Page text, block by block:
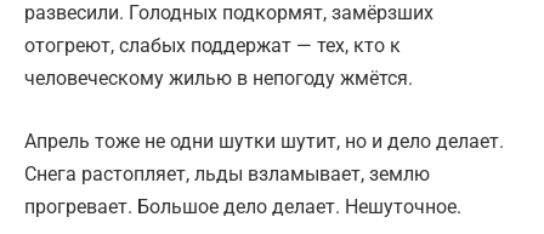
развесили. Голодных подкормят, замёрзших
отогреют, слабых поддержат — тех, кто к
человеческому жилью в непогоду жмётся.
Апрель тоже не одни шутки шутит, но и дело делает.
Снега растопляет, льды взламывает, землю
прогревает. Большое дело делает. Нешуточное.